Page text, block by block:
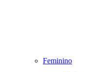
Feminino